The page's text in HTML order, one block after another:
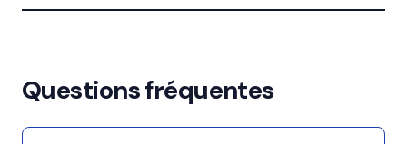
Questions fréquentes